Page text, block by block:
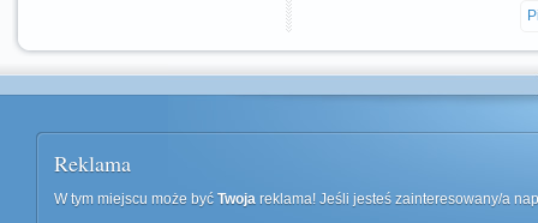
Reklama
W tym miejscu może być Twoja reklama! Jeśli jesteś zainteresowany/a